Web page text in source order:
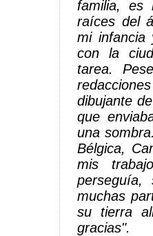
familia, es
raíces del
mi infancia
con la
tarea.
dibujante
que
una
Bélgica,
mis
muchas
su tierra
gracias".